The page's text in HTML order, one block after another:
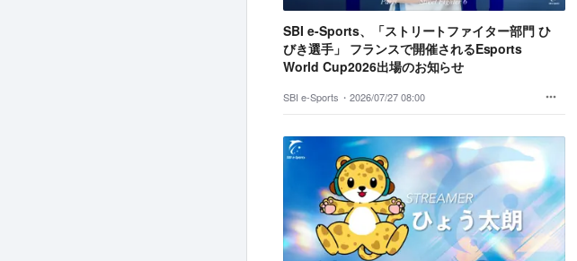
SBI e-Sports、「ストリートファイター部門 ひ
びき選手」 フランスで開催されるEsports
World Cup2026出場のお知らせ
SBI e-Sports・ 2026/07/27 08:00